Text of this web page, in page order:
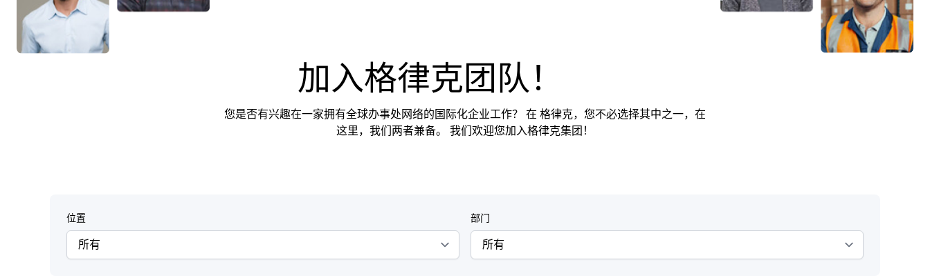
加入格律克团队！
您是否有兴趣在一家拥有全球办事处网络的国际化企业工作？ 在 格律克，您不必选择其中之一，在
这里，我们两者兼备。 我们欢迎您加入格律克集团！
位置 部门